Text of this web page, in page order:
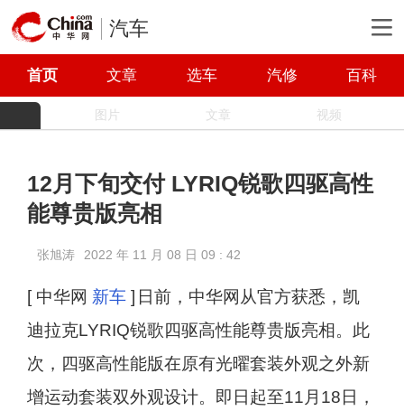
汽车
首页 文章 选车 汽修 百科
图片 文章 视频
12月下旬交付 LYRIQ锐歌四驱高性
能尊贵版亮相
张旭涛 2022 年 11 月 08 日 09 : 42
[ 中华网 新车] 日前，中华网从官方获悉，凯
迪拉克LYRIQ锐歌四驱高性能尊贵版亮相。此
次，四驱高性能版在原有光曜套装外观之外新
增运动套装双外观设计。即日起至11月18日，